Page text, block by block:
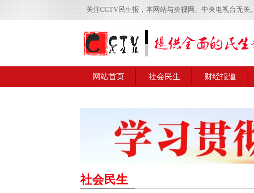
关注CCTV民生报，本网站与央视网、中央电视台无关。
网站首页 社会民生 财经报道
社会民生